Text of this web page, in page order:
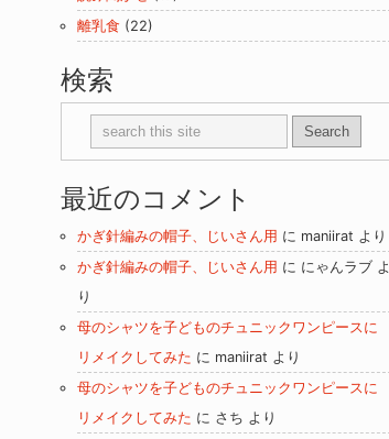
離乳食 (22)
検索
最近のコメント
かぎ針編みの帽子、じいさん用 に maniirat より
かぎ針編みの帽子、じいさん用 に にゃんラブ よ
り
母のシャツを子どものチュニックワンピースに
リメイクしてみた に maniirat より
母のシャツを子どものチュニックワンピースに
リメイクしてみた に さち より